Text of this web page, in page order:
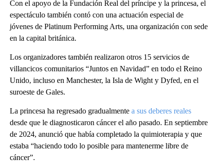
Con el apoyo de la Fundación Real del príncipe y la princesa, el
espectáculo también contó con una actuación especial de
jóvenes de Platinum Performing Arts, una organización con sede
en la capital británica.
Los organizadores también realizaron otros 15 servicios de
villancicos comunitarios “Juntos en Navidad” en todo el Reino
Unido, incluso en Manchester, la Isla de Wight y Dyfed, en el
suroeste de Gales.
La princesa ha regresado gradualmente a sus deberes reales
desde que le diagnosticaron cáncer el año pasado. En septiembre
de 2024, anunció que había completado la quimioterapia y que
estaba “haciendo todo lo posible para mantenerme libre de
cáncer”.